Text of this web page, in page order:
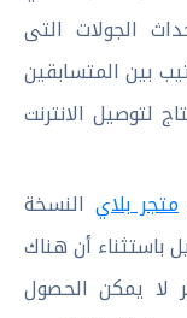
الجولات التى
بين المتسابقين
لتوصيل الانترنت
متجر بلاي النسخة
باستثناء أن هناك
لا يمكن الحصول